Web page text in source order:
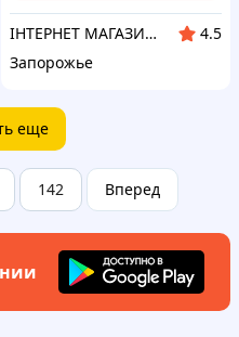
ІНТЕРНЕТ МАГАЗИН «ORTO-HELP»
4.5
Запорожье
еще
142 Вперед